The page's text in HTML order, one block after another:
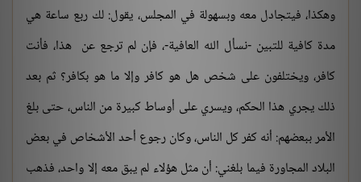
وهكذا، فيتجادل معه وبسهولة في المجلس، يقول: لك ربع ساعة هي
مدة كافية للتبين -نسأل الله العافية-، فإن لم ترجع عن هذا، فأنت
كافر، ويختلفون على شخص هل هو كافر وإلا ما هو بكافر؟ ثم بعد
ذلك يجري هذا الحكم، ويسري على أوساط كبيرة من الناس، حتى بلغ
الأمر ببعضهم: أنه كفر كل الناس، وكان رجوع أحد الأشخاص في بعض
البلاد المجاورة فيما بلغني: أن مثل هؤلاء لم يبق معه إلا واحد، فذهب